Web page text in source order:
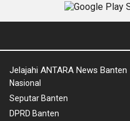
Jelajahi ANTARA News Banten
Nasional
Seputar Banten
DPRD Banten